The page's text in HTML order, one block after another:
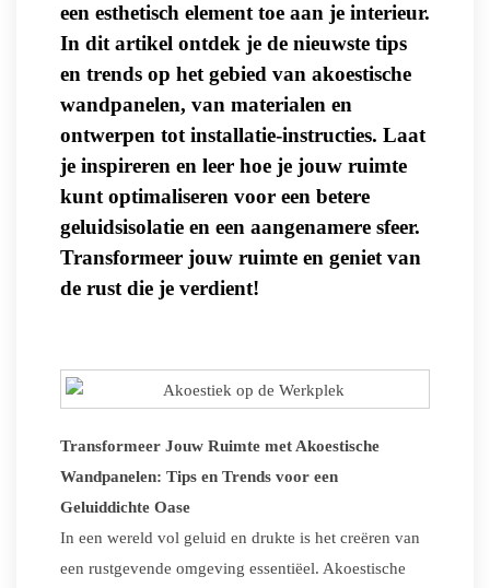
een esthetisch element toe aan je interieur.
In dit artikel ontdek je de nieuwste tips
en trends op het gebied van akoestische
wandpanelen, van materialen en
ontwerpen tot installatie-instructies. Laat
je inspireren en leer hoe je jouw ruimte
kunt optimaliseren voor een betere
geluidsisolatie en een aangenamere sfeer.
Transformeer jouw ruimte en geniet van
de rust die je verdient!
Transformeer Jouw Ruimte met Akoestische
Wandpanelen: Tips en Trends voor een
Geluiddichte Oase
In een wereld vol geluid en drukte is het creëren van
een rustgevende omgeving essentiëel. Akoestische